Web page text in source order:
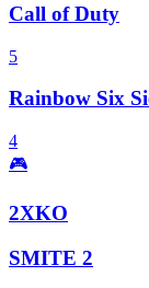
Call of Duty
5
Rainbow Six
4
🎮
2XKO
SMITE 2